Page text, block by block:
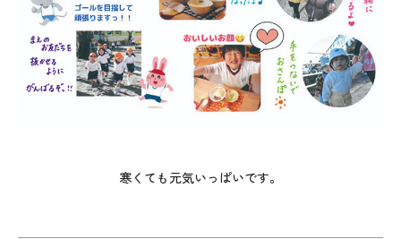
寒くても元気いっぱいです。